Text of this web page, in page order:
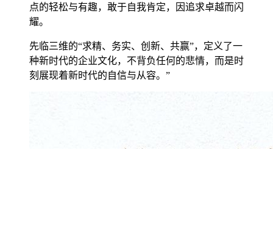
点的轻松与有趣，敢于自我肯定，因追求卓越而闪
耀。
先临三维的“求精、务实、创新、共赢”，定义了一
种新时代的企业文化，不背负任何的悲情，而是时
刻展现着新时代的自信与从容。”